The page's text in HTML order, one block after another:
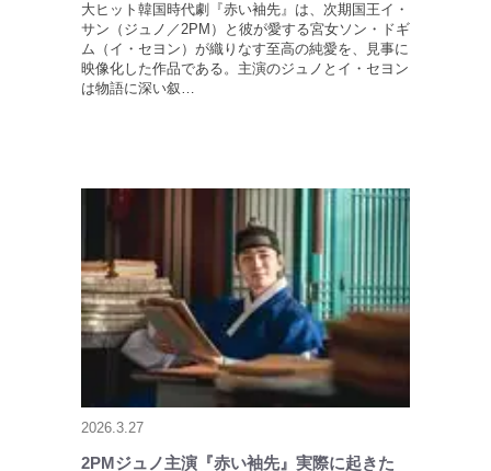
大ヒット韓国時代劇『赤い袖先』は、次期国王イ・
サン（ジュノ／2PM）と彼が愛する宮女ソン・ドギ
ム（イ・セヨン）が織りなす至高の純愛を、見事に
映像化した作品である。主演のジュノとイ・セヨン
は物語に深い叙…
2026.3.27
2PMジュノ主演『赤い袖先』実際に起きた